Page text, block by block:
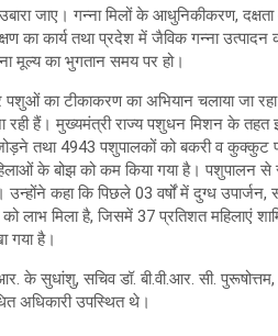
जाए। गन्ना मिलों के आधुनिकीकरण,
का कार्य तथा प्रदेश में जैविक गन्ना उत्पादन
मूल्य का भुगतान समय पर हो।
का टीकाकरण का अभियान चलाया जा
रही हैं। मुख्यमंत्री राज्य पशुधन मिशन के तहत
तथा 4943 पशुपालकों को बकरी व कुक्कुट
के बोझ को कम किया गया है। पशुपालन से
कहा कि पिछले 03 वर्षों में दुग्ध
लाभ मिला है, जिसमें 37 प्रतिशत महिलाएं
गया है।
के सुधांशु, सचिव डॉ. बी.वी.आर. सी. पुरूषोत्तम,
अधिकारी उपस्थित थे।